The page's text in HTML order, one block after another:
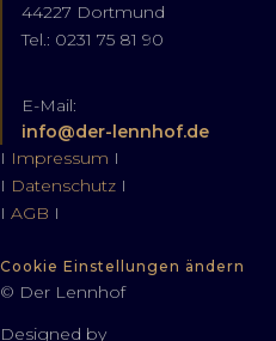
44227 Dortmund
Tel.: 0231 75 81 90
E-Mail:
info@der-lennhof.de
I Impressum I
I Datenschutz I
I AGB I
Cookie Einstellungen ändern
© Der Lennhof
Designed by